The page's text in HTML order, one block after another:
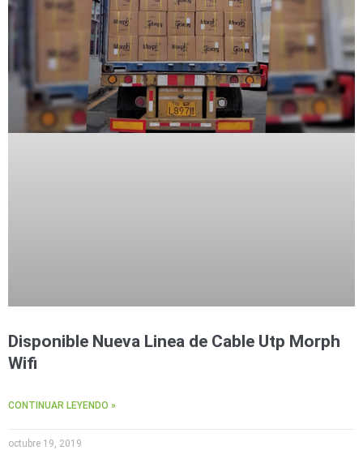
Disponible Nueva Linea de Cable Utp Morph
Wifi
CONTINUAR LEYENDO »
octubre 19, 2019